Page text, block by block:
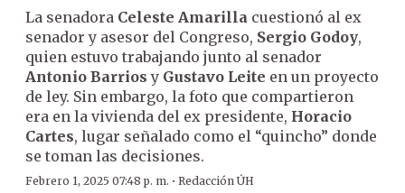
La senadora Celeste Amarilla cuestionó al ex
senador y asesor del Congreso, Sergio Godoy,
quien estuvo trabajando junto al senador
Antonio Barrios y Gustavo Leite en un proyecto
de ley. Sin embargo, la foto que compartieron
era en la vivienda del ex presidente, Horacio
Cartes, lugar señalado como el “quincho” donde
se toman las decisiones.
Febrero 1, 2025 07:48 p. m. · Redacción ÚH